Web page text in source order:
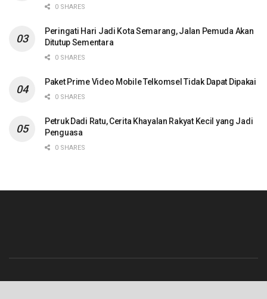
0 SHARES
Peringati Hari Jadi Kota Semarang, Jalan Pemuda Akan
Ditutup Sementara
0 SHARES
Paket Prime Video Mobile Telkomsel Tidak Dapat Dipakai
0 SHARES
Petruk Dadi Ratu, Cerita Khayalan Rakyat Kecil yang Jadi
Penguasa
0 SHARES